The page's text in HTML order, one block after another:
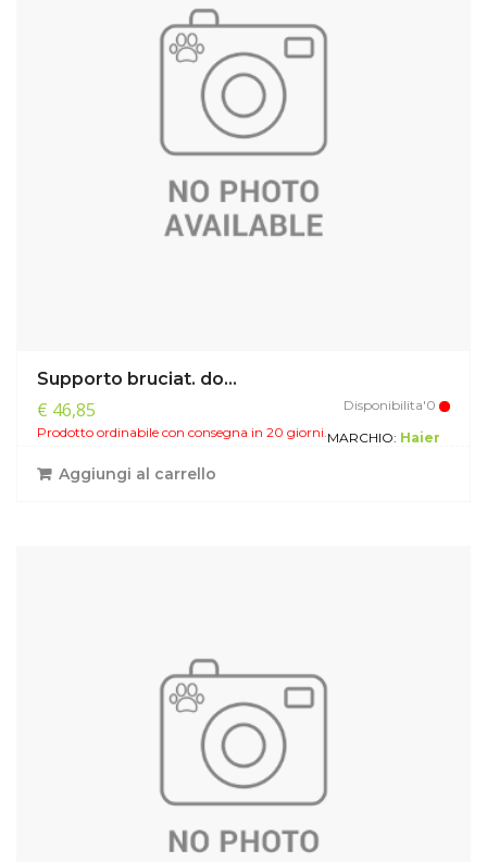
Supporto bruciat. do...
€ 46,85
Disponibilita'0
Prodotto ordinabile con consegna in 20 giorni.MARCHIO: Haier
Aggiungi al carrello